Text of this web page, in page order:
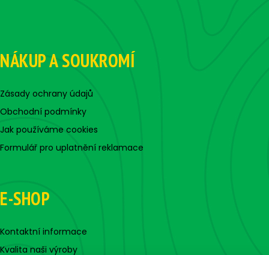
NÁKUP A SOUKROMÍ
Zásady ochrany údajů
Obchodní podmínky
Jak používáme cookies
Formulář pro uplatnění reklamace
E-SHOP
Kontaktní informace
Kvalita naši výroby